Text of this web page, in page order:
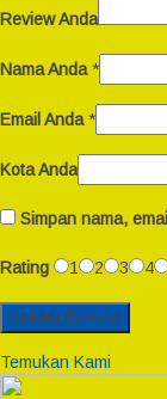
Review Anda
Nama Anda *
Email Anda *
Kota Anda
Simpan nama,
Rating 1 2 3 4
Temukan Kami